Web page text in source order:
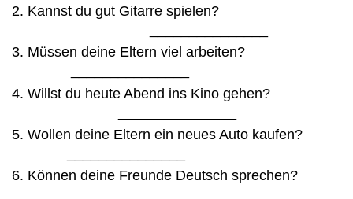
Kannst du gut Gitarre spielen?
Müssen deine Eltern viel arbeiten?
Willst du heute Abend ins Kino gehen?
Wollen deine Eltern ein neues Auto kaufen?
Können deine Freunde Deutsch sprechen?